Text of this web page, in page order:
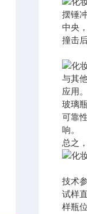
摆锤
中央
撞击
与其
应用
玻璃
可靠
响。
总之
技术
试样
样瓶